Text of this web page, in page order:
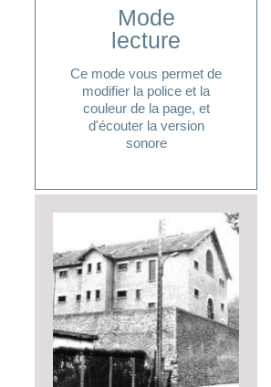
Mode
lecture
Ce mode vous permet de
modifier la police et la
couleur de la page, et
d'écouter la version
sonore
Vous avez besoin d'aide
pour accéder à votre mode
lecture ?
Cliquer ici